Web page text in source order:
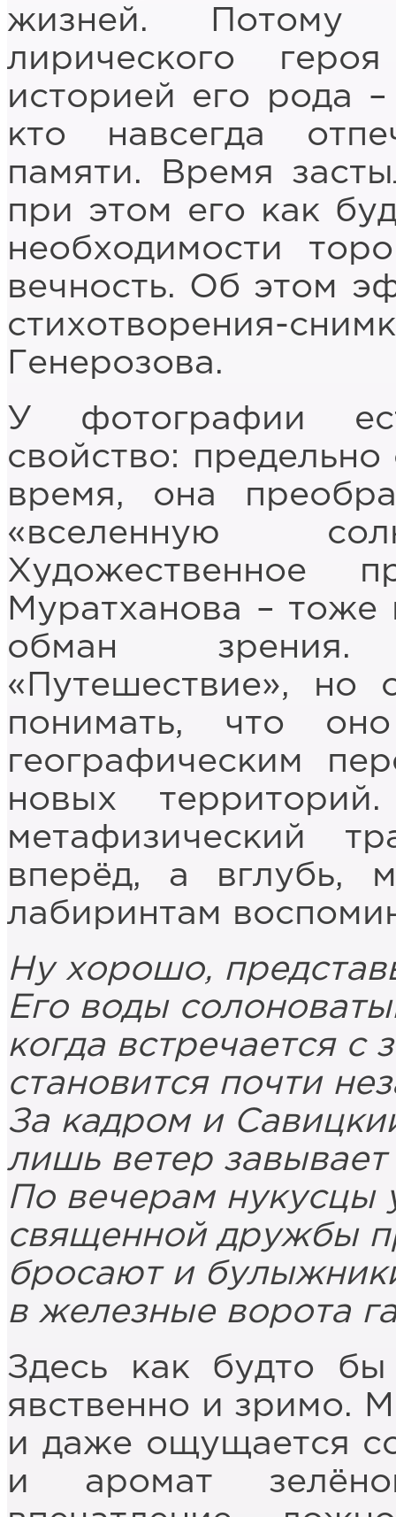
жизней. Потому
лирического
историей его рода
кто навсегда
памяти. Время
при этом его как
необходимости
вечность. Об этом
стихотворения-
Генерозова.
У фотографии
свойство:
время, она
«вселенную
Художественное
Муратханова –
обман зрения.
«Путешествие», но
понимать, что
географическим
новых
метафизический
вперёд, а вглубь,
лабиринтам
Ну хорошо,
Его воды
когда встречается с
становится почти
За кадром и
лишь ветер завывает
По вечерам нукусцы
священной дружбы
бросают и
в железные ворота
Здесь как будто
явственно и зримо.
и даже ощущается
и аромат